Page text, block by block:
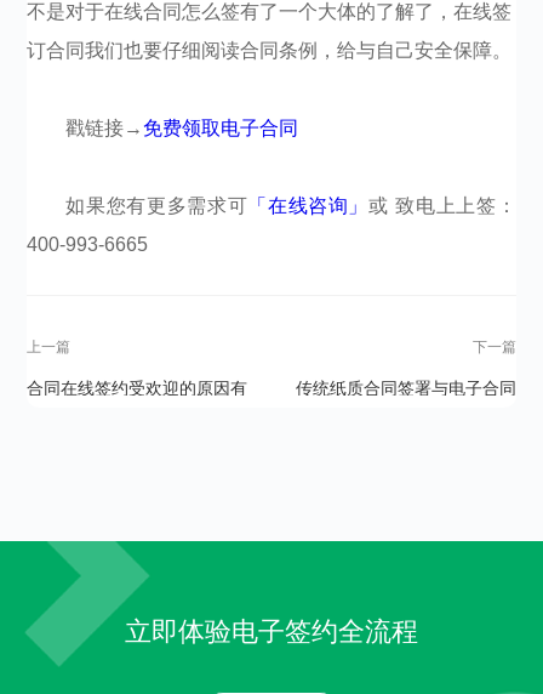
不是对于在线合同怎么签有了一个大体的了解了，在线签
订合同我们也要仔细阅读合同条例，给与自己安全保障。
戳链接→ 免费领取电子合同
如果您有更多需求可 「在线咨询」或 致电上上签：
400-993-6665​​​​​​​​
上一篇
合同在线签约受欢迎的原因有
下一篇
传统纸质合同签署与电子合同
立即体验电子签约全流程